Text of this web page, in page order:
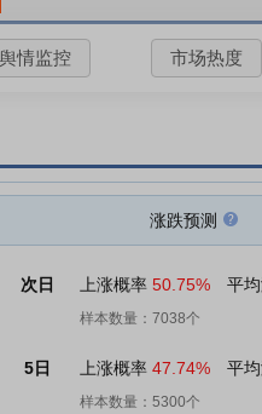
舆情监控 市场热度
涨跌预测
次日 上涨概率 50.75% 平均
样本数量：7038个
5日 上涨概率 47.74% 平均
样本数量：5300个